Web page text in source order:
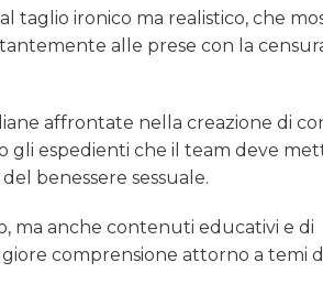
taglio ironico ma realistico, che
alle prese con la censura
affrontate nella creazione di
gli espedienti che il team deve
benessere sessuale.
ma anche contenuti educativi e di
comprensione attorno a temi